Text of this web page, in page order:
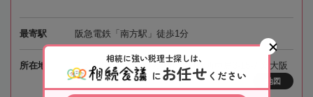
最寄駅 阪急電鉄「南方駅」徒歩1分
所在地
〒532-0011 大阪府大阪市淀川区西中島3-15-7 新大阪
プリンスビル4階
地図
相続に強い税理士探しは、
にお任せ ください